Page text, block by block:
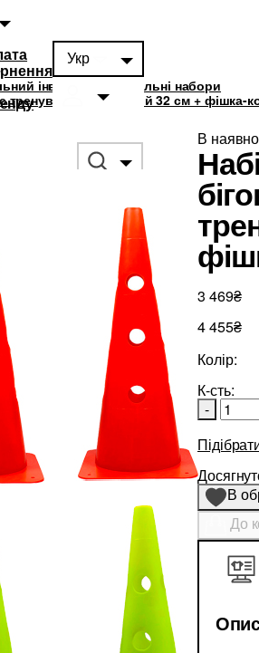
Укр
інвентар
Тренувальні набори
тренувальний біговий 32 см + фішка-
В
3 469₴
4 455₴
Колір:
К-сть:
-
В
До